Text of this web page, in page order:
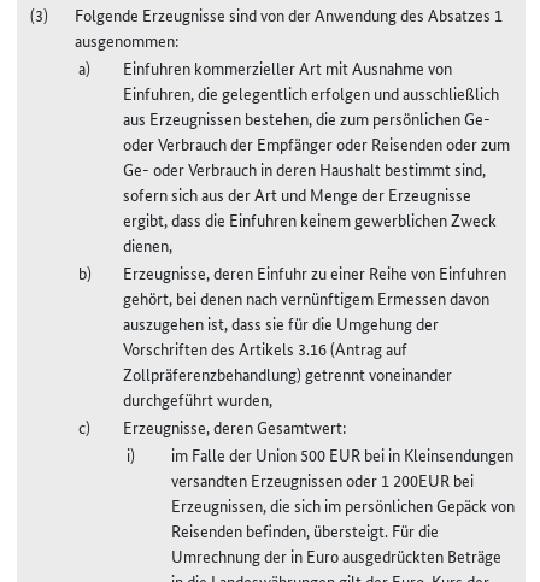
Folgende Erzeugnisse sind von der Anwendung des Absatzes 1
ausgenommen:
Einfuhren kommerzieller Art mit Ausnahme von
Einfuhren, die gelegentlich erfolgen und ausschließlich
aus Erzeugnissen bestehen, die zum persönlichen Ge-
oder Verbrauch der Empfänger oder Reisenden oder zum
Ge- oder Verbrauch in deren Haushalt bestimmt sind,
sofern sich aus der Art und Menge der Erzeugnisse
ergibt, dass die Einfuhren keinem gewerblichen Zweck
dienen,
Erzeugnisse, deren Einfuhr zu einer Reihe von Einfuhren
gehört, bei denen nach vernünftigem Ermessen davon
auszugehen ist, dass sie für die Umgehung der
Vorschriften des Artikels 3.16 (Antrag auf
Zollpräferenzbehandlung) getrennt voneinander
durchgeführt wurden,
Erzeugnisse, deren Gesamtwert:
im Falle der Union 500 EUR bei in Kleinsendungen
versandten Erzeugnissen oder 1 200EUR bei
Erzeugnissen, die sich im persönlichen Gepäck von
Reisenden befinden, übersteigt. Für die
Umrechnung der in Euro ausgedrückten Beträge